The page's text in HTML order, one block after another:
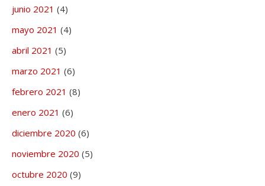
junio 2021 (4)
mayo 2021 (4)
abril 2021 (5)
marzo 2021 (6)
febrero 2021 (8)
enero 2021 (6)
diciembre 2020 (6)
noviembre 2020 (5)
octubre 2020 (9)